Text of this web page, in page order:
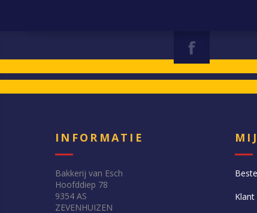
INFORMATIE
Bakkerij van Esch
Hoofddiep 78
9354 AS
ZEVENHUIZEN
Klant